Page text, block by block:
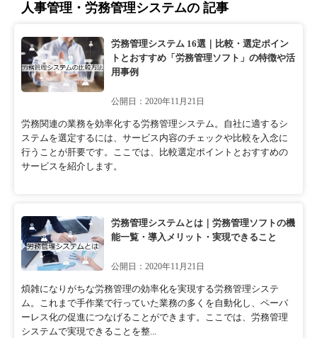
人事管理・労務管理システムの 記事
労務管理システム 16選｜比較・選定ポイン
トとおすすめ「労務管理ソフト」の特徴や活
用事例
公開日：2020年11月21日
労務関連の業務を効率化する労務管理システム。自社に適するシ
ステムを選定するには、サービス内容のチェックや比較を入念に
行うことが肝要です。ここでは、比較選定ポイントとおすすめの
サービスを紹介します。
労務管理システムとは｜労務管理ソフトの機
能一覧・導入メリット・実現できること
公開日：2020年11月21日
煩雑になりがちな労務管理の効率化を実現する労務管理システ
ム。これまで手作業で行っていた業務の多くを自動化し、ペーパ
ーレス化の促進につなげることができます。ここでは、労務管理
システムで実現できることを整...